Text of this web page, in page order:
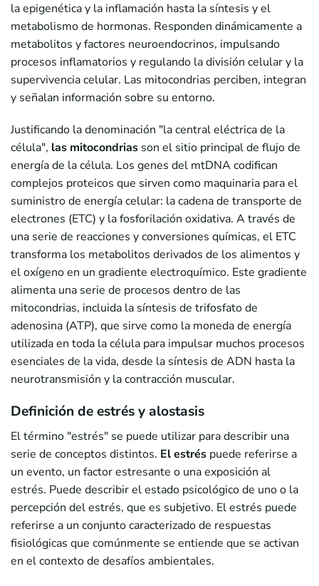
la epigenética y la inflamación hasta la síntesis y el
metabolismo de hormonas. Responden dinámicamente a
metabolitos y factores neuroendocrinos, impulsando
procesos inflamatorios y regulando la división celular y la
supervivencia celular. Las mitocondrias perciben, integran
y señalan información sobre su entorno.
Justificando la denominación "la central eléctrica de la
célula", las mitocondrias son el sitio principal de flujo de
energía de la célula. Los genes del mtDNA codifican
complejos proteicos que sirven como maquinaria para el
suministro de energía celular: la cadena de transporte de
electrones (ETC) y la fosforilación oxidativa. A través de
una serie de reacciones y conversiones químicas, el ETC
transforma los metabolitos derivados de los alimentos y
el oxígeno en un gradiente electroquímico. Este gradiente
alimenta una serie de procesos dentro de las
mitocondrias, incluida la síntesis de trifosfato de
adenosina (ATP), que sirve como la moneda de energía
utilizada en toda la célula para impulsar muchos procesos
esenciales de la vida, desde la síntesis de ADN hasta la
neurotransmisión y la contracción muscular.
Definición de estrés y alostasis
El término "estrés" se puede utilizar para describir una
serie de conceptos distintos. El estrés puede referirse a
un evento, un factor estresante o una exposición al
estrés. Puede describir el estado psicológico de uno o la
percepción del estrés, que es subjetivo. El estrés puede
referirse a un conjunto caracterizado de respuestas
fisiológicas que comúnmente se entiende que se activan
en el contexto de desafíos ambientales.